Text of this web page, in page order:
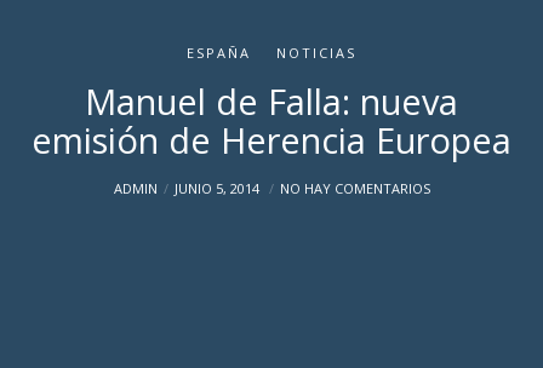
ESPAÑA NOTICIAS
Manuel de Falla: nueva
emisión de Herencia Europea
ADMIN JUNIO 5, 2014 NO HAY COMENTARIOS